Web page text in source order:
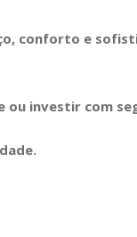
conforto e
ou investir com